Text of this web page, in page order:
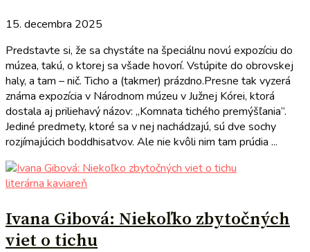
15. decembra 2025
Predstavte si, že sa chystáte na špeciálnu novú expozíciu do
múzea, takú, o ktorej sa všade hovorí. Vstúpite do obrovskej
haly, a tam – nič. Ticho a (takmer) prázdno.Presne tak vyzerá
známa expozícia v Národnom múzeu v Južnej Kórei, ktorá
dostala aj priliehavý názov: „Komnata tichého premýšľania“.
Jediné predmety, ktoré sa v nej nachádzajú, sú dve sochy
rozjímajúcich boddhisatvov. Ale nie kvôli nim tam prúdia ...
literárna kaviareň
Ivana Gibová: Niekoľko zbytočných
viet o tichu